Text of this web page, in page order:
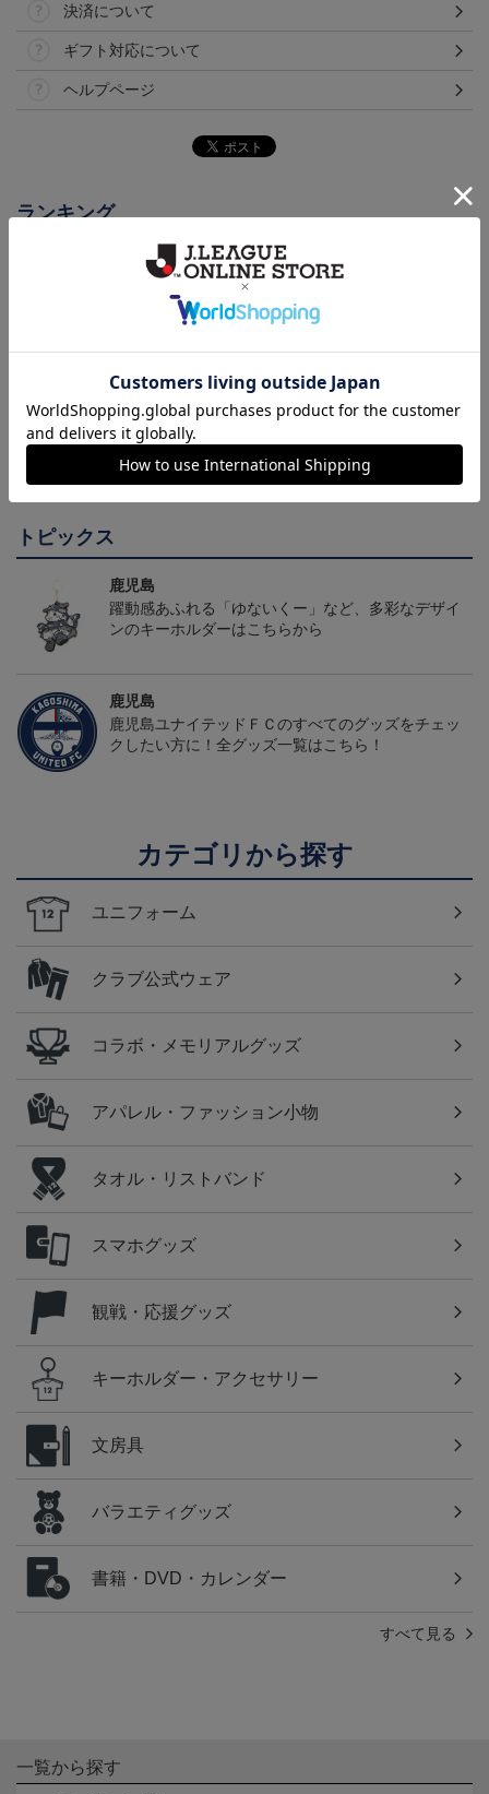
決済について
ギフト対応について
ヘルプページ
ランキング
ニフォーム（FP1st）
13,200円～17,600円
け】2025オーセンティッ
クユニフォーム FP1st
8,800円
田J2・J3百年構想リーグ
オーセンティックユニフ
ォーム（FP1st）
13,200円
トピックス
鹿児島
躍動感あふれる「ゆないくー」など、多彩なデザイ
ンのキーホルダーはこちらから
鹿児島
鹿児島ユナイテッドＦＣのすべてのグッズをチェッ
クしたい方に！全グッズ一覧はこちら！
カテゴリから探す
ユニフォーム
クラブ公式ウェア
コラボ・メモリアルグッズ
アパレル・ファッション小物
タオル・リストバンド
スマホグッズ
観戦・応援グッズ
キーホルダー・アクセサリー
文房具
バラエティグッズ
書籍・DVD・カレンダー
すべて見る
一覧から探す